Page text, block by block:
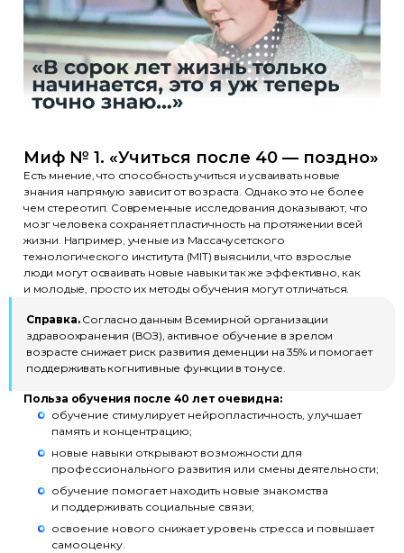
Миф № 1. «Учиться после 40 — поздно»
Есть мнение, что способность учиться и усваивать новые
знания напрямую зависит от возраста. Однако это не более
чем стереотип. Современные исследования доказывают, что
мозг человека сохраняет пластичность на протяжении всей
жизни. Например, ученые из Массачусетского
технологического института (MIT) выяснили, что взрослые
люди могут осваивать новые навыки так же эффективно, как
и молодые, просто их методы обучения могут отличаться.
Справка.Согласно данным Всемирной организации
здравоохранения (ВОЗ), активное обучение в зрелом
возрасте снижает риск развития деменции на 35% и помогает
поддерживать когнитивные функции в тонусе.
Польза обучения после 40 лет очевидна:
обучение стимулирует нейропластичность, улучшает
память и концентрацию;
новые навыки открывают возможности для
профессионального развития или смены деятельности;
обучение помогает находить новые знакомства
и поддерживать социальные связи;
освоение нового снижает уровень стресса и повышает
самооценку.